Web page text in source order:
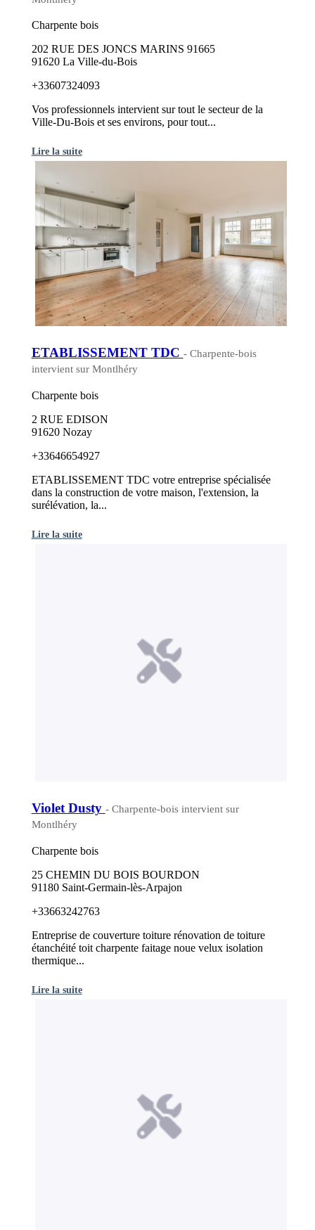
Charpente bois
202 RUE DES JONCS MARINS 91665
91620 La Ville-du-Bois
+33607324093
Vos professionnels intervient sur tout le secteur de la
Ville-Du-Bois et ses environs, pour tout...
Lire la suite
ETABLISSEMENT TDC - Charpente-bois
intervient sur Montlhéry
Charpente bois
2 RUE EDISON
91620 Nozay
+33646654927
ETABLISSEMENT TDC votre entreprise spécialisée
dans la construction de votre maison, l'extension, la
surélévation, la...
Lire la suite
Violet Dusty - Charpente-bois intervient sur
Montlhéry
Charpente bois
25 CHEMIN DU BOIS BOURDON
91180 Saint-Germain-lès-Arpajon
+33663242763
Entreprise de couverture toiture rénovation de toiture
étanchéité toit charpente faitage noue velux isolation
thermique...
Lire la suite